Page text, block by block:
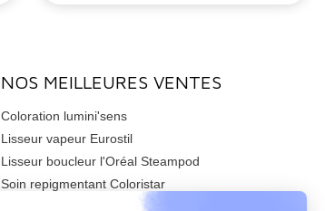
NOS MEILLEURES VENTES
Coloration lumini'sens
Lisseur vapeur Eurostil
Lisseur boucleur l'Oréal Steampod
Soin repigmentant Coloristar
Sèche-cheveux Azzuro 2200watts